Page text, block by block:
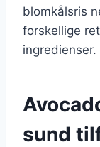
blomkålsris
forskellige
ingredienser.
sund